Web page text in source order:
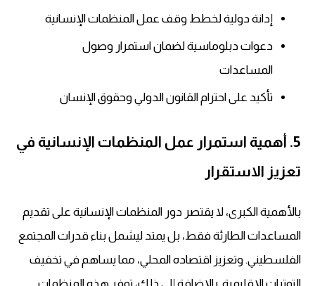
إدانة دولية لخطط وقف عمل المنظمات الإنسانية
دعوات دبلوماسية لضمان استمرار وصول
المساعدات
تأكيد على احترام القانون الدولي وحقوق الإنسان
5. أهمية استمرار عمل المنظمات الإنسانية في
تعزيز الاستقرار
بالأهمية الكبرى، لا يقتصر دور المنظمات الإنسانية على تقديم
المساعدات الطارئة فقط، بل يمتد ليشمل بناء قدرات المجتمع
الفلسطيني. وتعزيز اقتصاده المحلي، مما يساهم في تخفيف